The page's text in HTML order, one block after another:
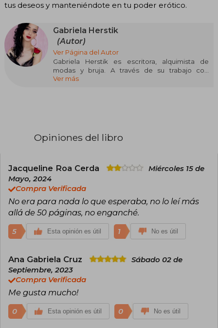
tus deseos y manteniéndote en tu poder erótico.
Gabriela Herstik
(Autor)
Ver Página del Autor
Gabriela Herstik es escritora, alquimista de
modas y bruja. A través de su trabajo con
NYLON, i-D, Broadly, The Numinous, Sabat
antigua en la era moderna. Con este libro
brujería para que puedas encontrar un tipo de
significa ser una bruja milenaria, sus hechizos te
ayudarán a encontrar tu camino.
Abordando la moda, los derechos humanos y el
ocultismo desde una perspectiva feminista
intersectorial, Gabriela ofrece también un
sentido de empoderamiento a sus lectoras.
agregarle un poco de lápiz labial nunca duele.
En la actualidad, Gabriela Herstik vive en Los
Ángeles y es una de las figuras más relevantes
de la nueva brujería moderna.
Ver más
Opiniones del libro
Jacqueline Roa Cerda
Miércoles 15 de
Mayo, 2024
Compra Verificada
No era para nada lo que esperaba, no lo leí más
allá de 50 páginas, no enganché.
5 Esta opinión es útil 1 No es útil
Ana Gabriela Cruz
Sábado 02 de
Septiembre, 2023
Compra Verificada
Me gusta mucho!
0 Esta opinión es útil 0 No es útil